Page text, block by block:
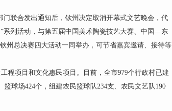
联合发出通知后，钦州决定取消开幕式文艺晚会，代
系列活动，与第五届中国美术陶瓷技艺大赛、中国—东
州总决赛四大活动一同举办，可节省嘉宾邀请、接待等
项目和文化惠民项目。目前，全市979个行政村已建
球场424个，组建农民篮球队234支、农民文艺队190